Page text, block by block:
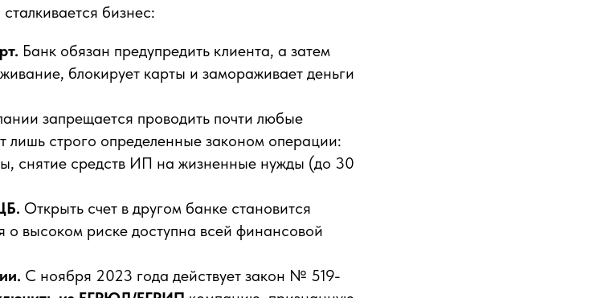
бизнес:
Банк обязан предупредить клиента, а затем
блокирует карты и замораживает деньги
запрещается проводить почти любые
лишь строго определенные законом операции:
снятие средств ИП на жизненные нужды (до 30
Открыть счет в другом банке становится
высоком риске доступна всей финансовой
С ноября 2023 года действует закон № 519-